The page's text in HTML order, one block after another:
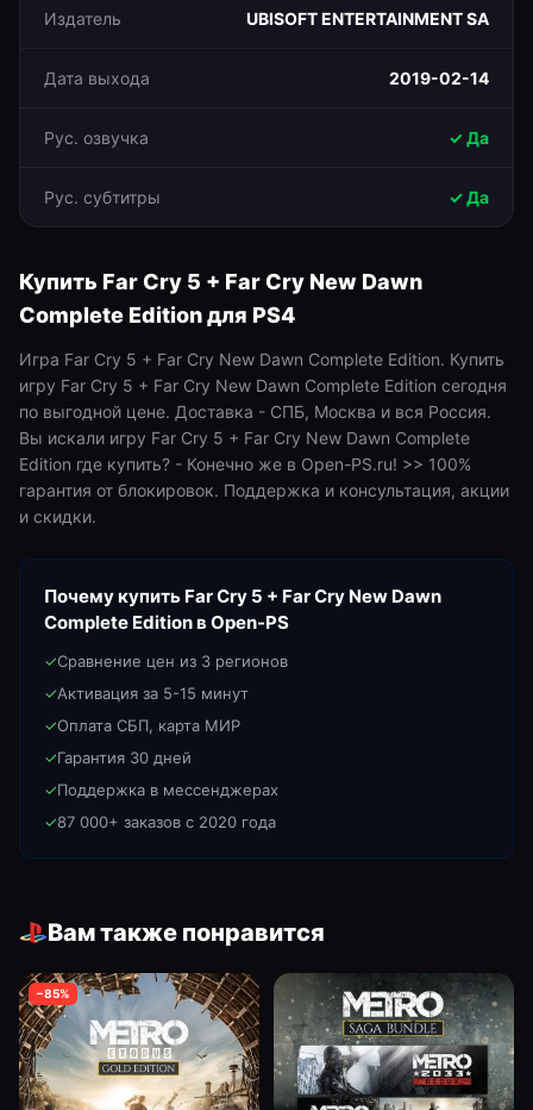
Издатель UBISOFT ENTERTAINMENT SA
Дата выхода 2019-02-14
Рус. озвучка ✓ Да
Рус. субтитры ✓ Да
Купить Far Cry 5 + Far Cry New Dawn
Complete Editionдля PS4
Игра Far Cry 5 + Far Cry New Dawn Complete Edition. Купить
игру Far Cry 5 + Far Cry New Dawn Complete Edition сегодня
по выгодной цене. Доставка - СПБ, Москва и вся Россия.
Вы искали игру Far Cry 5 + Far Cry New Dawn Complete
Edition где купить? - Конечно же в Open-PS.ru! >> 100%
гарантия от блокировок. Поддержка и консультация, акции
и скидки.
Почему купить Far Cry 5 + Far Cry New Dawn
Complete Editionв Open-PS
✓Сравнение цен из 3 регионов
✓Активация за 5-15 минут
✓Оплата СБП, карта МИР
✓Гарантия 30 дней
✓Поддержка в мессенджерах
✓87 000+ заказов с 2020 года
Вам также понравится
−85%